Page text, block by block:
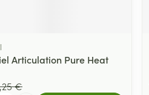
Articulation Pure Heat
€